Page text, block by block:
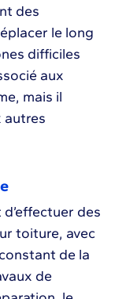
des
le long
difficiles
aux
mais il
autres
des
toiture, avec
de la
de